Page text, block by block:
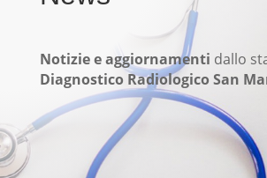
Notizie e aggiornamenti dallo
Diagnostico Radiologico San